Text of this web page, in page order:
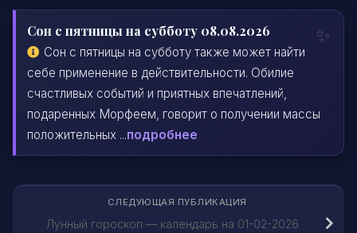
Сон с пятницы на субботу 08.08.2026
Сон с пятницы на субботу также может найти
себе применение в действительности. Обилие
счастливых событий и приятных впечатлений,
подаренных Морфеем, говорит о получении массы
положительных ...подробнее
СЛЕДУЮЩАЯ ПУБЛИКАЦИЯ
Лунный гороскоп — календарь на 01-02-2026